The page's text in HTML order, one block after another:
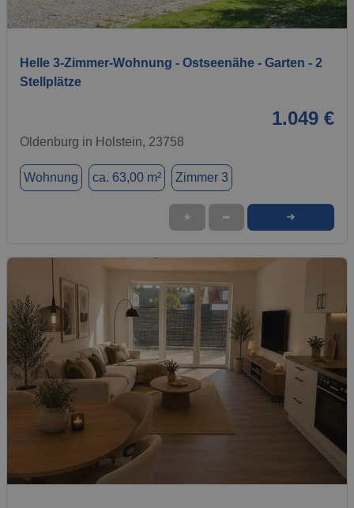
1 / 9
Helle 3-Zimmer-Wohnung - Ostseenähe - Garten - 2
Stellplätze
1.049 €
Oldenburg in Holstein, 23758
Wohnung ca. 63,00 m² Zimmer 3
★ ➦ ➜
1 / 1